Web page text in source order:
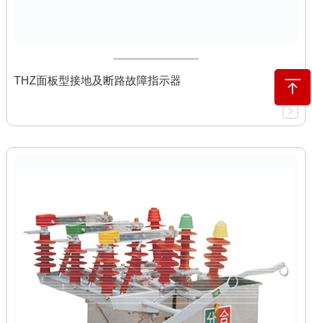
THZ面板型接地及断路故障指示器